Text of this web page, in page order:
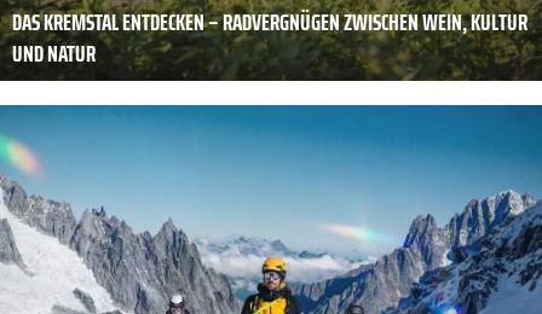
DAS KREMSTAL ENTDECKEN – RADVERGNÜGEN ZWISCHEN WEIN, KULTUR
UND NATUR